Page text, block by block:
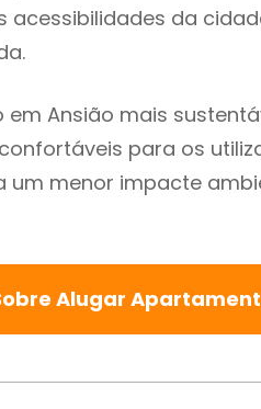
acessibilidades da
Ansião mais
para os
um menor impacte
Alugar